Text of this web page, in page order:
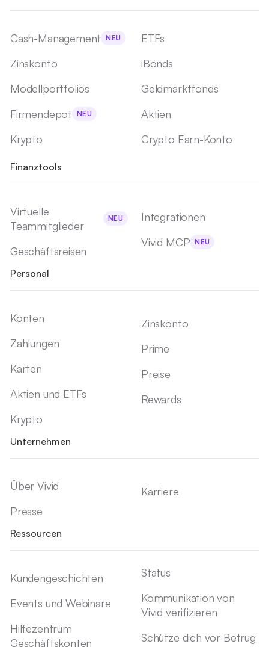
Cash-Management NEU
Zinskonto
Modellportfolios
Firmendepot
NEU
Krypto
ETFs
iBonds
Geldmarktfonds
Aktien
Crypto Earn-Konto
Finanztools
Virtuelle
Teammitglieder
NEU
Geschäftsreisen
Integrationen
Vivid MCP NEU
Personal
Konten
Zahlungen
Karten
Aktien und ETFs
Krypto
Zinskonto
Prime
Preise
Rewards
Unternehmen
Über Vivid
Presse
Karriere
Ressourcen
Kundengeschichten
Events und Webinare
Hilfezentrum
Geschäftskonten
Status
Kommunikation von
Vivid verifizieren
Schütze dich vor Betrug